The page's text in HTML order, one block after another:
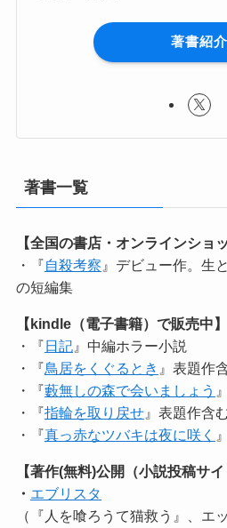
著書紹介
著書一覧
【全国の書店・オンラインショ
・『自殺考察 』デビュー作。生
の短編集
【kindle（電子書籍）で販売中】
・『日記』中編ホラー小説
・『鳥居をくぐるとき 』表題作
・『藪無しの森で会いましょう
・『指輪を取り戻せ』表題作含
・『真っ赤なツバキは夜に咲く
【著作(無料)公開（小説投稿サイ
・ エブリスタ
（『人を喰ろうて猫救う』、エ